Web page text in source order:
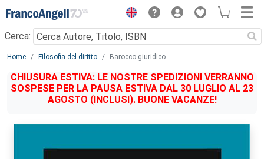
Menu
Cerca:
Main content
Home Filosofia del diritto Barocco giuridico
CHIUSURA ESTIVA: LE NOSTRE SPEDIZIONI VERRANNO
SOSPESE PER LA PAUSA ESTIVA DAL 30 LUGLIO AL 23
AGOSTO (INCLUSI). BUONE VACANZE!